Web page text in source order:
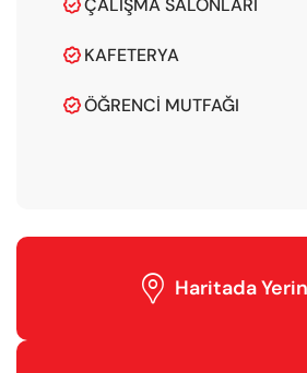

 KAFETERYA
 ÖĞRENCI MUTFAĞI
 Haritada